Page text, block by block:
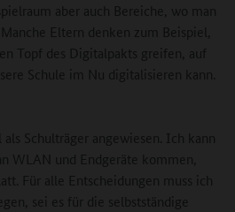
aber auch Bereiche, wo man
Eltern denken zum Beispiel,
Topf des Digitalpakts greifen, auf
Schule im Nu digitalisieren kann.
Schulträger angewiesen. Ich kann
WLAN und Endgeräte kommen,
Für alle Entscheidungen muss ich
sei es für die selbstständige